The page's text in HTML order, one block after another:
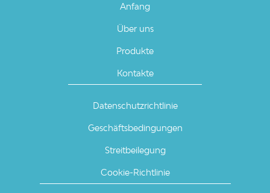
Anfang
Über uns
Produkte
Kontakte
Datenschutzrichtlinie
Geschäftsbedingungen
Streitbeilegung
Cookie-Richtlinie